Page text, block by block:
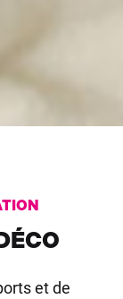
et de